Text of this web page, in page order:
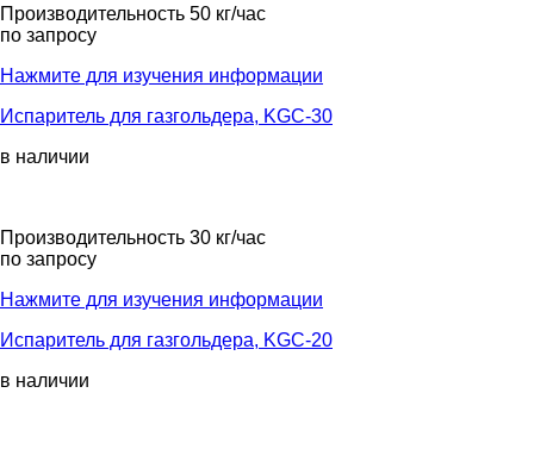
Производительность 50 кг/час
по запросу
Нажмите для изучения информации
Испаритель для газгольдера, KGС-30
в наличии
Производительность 30 кг/час
по запросу
Нажмите для изучения информации
Испаритель для газгольдера, KGC-20
в наличии